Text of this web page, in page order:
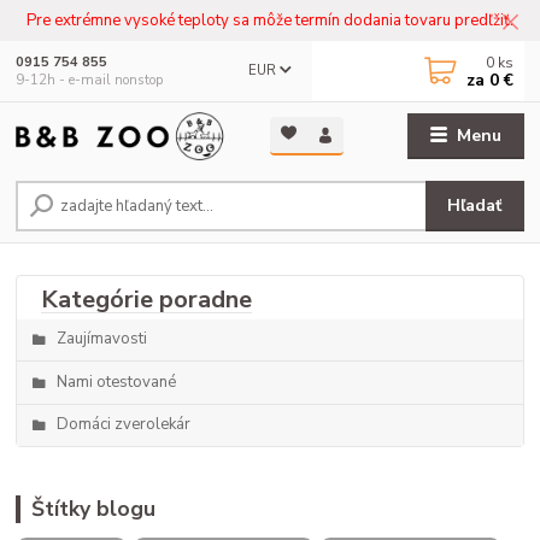
Pre extrémne vysoké teploty sa môže termín dodania tovaru predľžiť.
Menu
EUR
Hľadať
0915 754 855
9-12h - e-mail nonstop
0 ks
za 0 €
Zaujímavosti
Nami otestované
Domáci zverolekár
Štítky blogu